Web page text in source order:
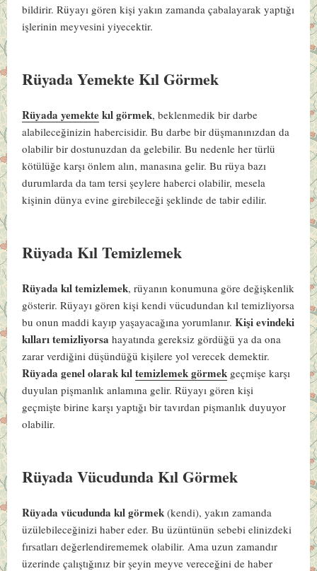
bildirir. Rüyayı gören kişi yakın zamanda çabalayarak yaptığı
işlerinin meyvesini yiyecektir.
Rüyada Yemekte Kıl Görmek
Rüyada yemektekıl görmek, beklenmedik bir darbe
alabileceğinizin habercisidir. Bu darbe bir düşmanınızdan da
olabilir bir dostunuzdan da gelebilir. Bu nedenle her türlü
kötülüğe karşı önlem alın, manasına gelir. Bu rüya bazı
durumlarda da tam tersi şeylere haberci olabilir, mesela
kişinin dünya evine girebileceği şeklinde de tabir edilir.
Rüyada Kıl Temizlemek
Rüyada kıl temizlemek, rüyanın konumuna göre değişkenlik
gösterir. Rüyayı gören kişi kendi vücudundan kıl temizliyorsa
bu onun maddi kayıp yaşayacağına yorumlanır.Kişi evindeki
kılları temizliyorsa hayatında gereksiz gördüğü ya da ona
zarar verdiğini düşündüğü kişilere yol verecek demektir.
Rüyada genel olarak kıltemizlemek görmek geçmişe karşı
duyulan pişmanlık anlamına gelir. Rüyayı gören kişi
geçmişte birine karşı yaptığı bir tavırdan pişmanlık duyuyor
olabilir.
Rüyada Vücudunda Kıl Görmek
Rüyada vücudunda kıl görmek(kendi), yakın zamanda
üzülebileceğinizi haber eder. Bu üzüntünün sebebi elinizdeki
fırsatları değerlendirememek olabilir. Ama uzun zamandır
üzerinde çalıştığınız bir şeyin meyve vereceğini de haber